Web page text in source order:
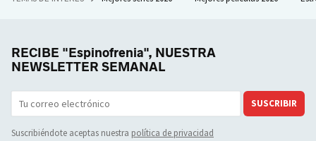
RECIBE "Espinofrenia", NUESTRA
NEWSLETTER SEMANAL
SUSCRIBIR
Suscribiéndote aceptas nuestra política de privacidad